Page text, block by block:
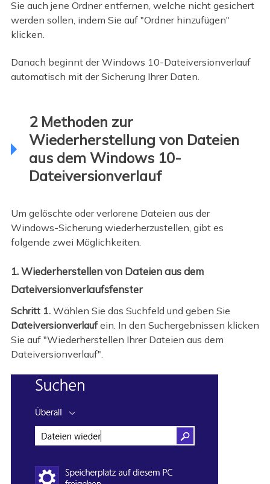
Sie auch jene Ordner entfernen, welche nicht gesichert
werden sollen, indem Sie auf "Ordner hinzufügen"
klicken.
Danach beginnt der Windows 10-Dateiversionverlauf
automatisch mit der Sicherung Ihrer Daten.
2 Methoden zur
Wiederherstellung von Dateien
aus dem Windows 10-
Dateiversionverlauf
Um gelöschte oder verlorene Dateien aus der
Windows-Sicherung wiederherzustellen, gibt es
folgende zwei Möglichkeiten.
1. Wiederherstellen von Dateien aus dem
Dateiversionverlaufsfenster
Schritt 1.Wählen Sie das Suchfeld und geben Sie
Dateiversionverlaufein. In den Suchergebnissen klicken
Sie auf "Wiederherstellen Ihrer Dateien aus dem
Dateiversionverlauf".